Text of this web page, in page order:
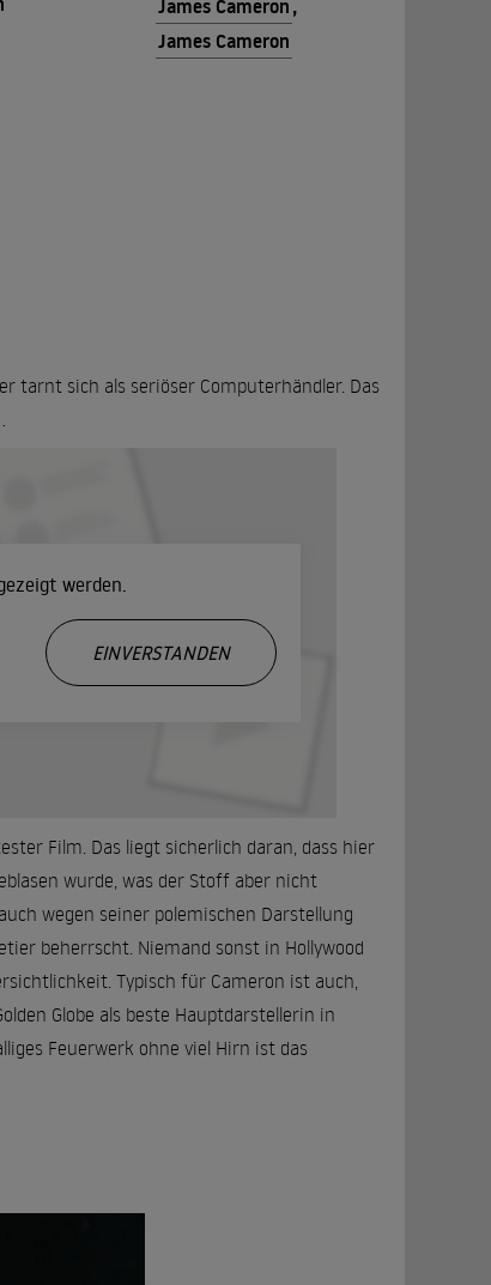
James Cameron,
James Cameron
tarnt sich als seriöser Computerhändler. Das
werden.
EINVERSTANDEN
Film. Das liegt sicherlich daran, dass hier
wurde, was der Stoff aber nicht
wegen seiner polemischen Darstellung
beherrscht. Niemand sonst in Hollywood
Typisch für Cameron ist auch,
Globe als beste Hauptdarstellerin in
Feuerwerk ohne viel Hirn ist das